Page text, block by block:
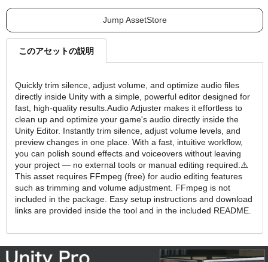
Jump AssetStore
このアセットの説明
Quickly trim silence, adjust volume, and optimize audio files
directly inside Unity with a simple, powerful editor designed for
fast, high-quality results.Audio Adjuster makes it effortless to
clean up and optimize your game's audio directly inside the
Unity Editor. Instantly trim silence, adjust volume levels, and
preview changes in one place. With a fast, intuitive workflow,
you can polish sound effects and voiceovers without leaving
your project — no external tools or manual editing required.⚠️
This asset requires FFmpeg (free) for audio editing features
such as trimming and volume adjustment. FFmpeg is not
included in the package. Easy setup instructions and download
links are provided inside the tool and in the included README.